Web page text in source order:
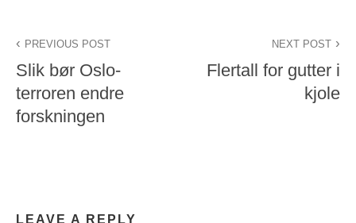
PREVIOUS POST
Slik bør Oslo-
terroren endre
forskningen
NEXT POST
Flertall for gutter i
kjole
LEAVE A REPLY